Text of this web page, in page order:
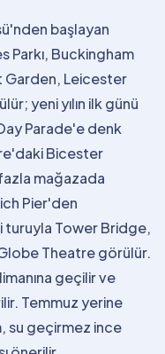
başlayan
Parkı, Buckingham
Garden, Leicester
yeni yılın ilk günü
Parade'e denk
Bicester
mağazada
Pier'den
turuyla Tower Bridge,
Theatre görülür.
geçilir ve
Temmuz yerine
su geçirmez ince